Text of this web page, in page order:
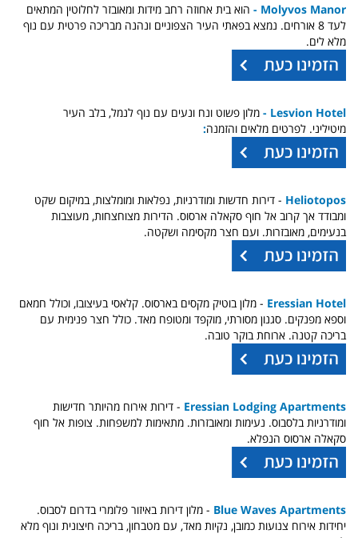
Molyvos Manor -
הוא בית אחוזה רחב מידות ומאובזר לחלוטין המתאים
לעד 8 אורחים. נמצא בפאתי העיר הצפוניים ונהנה מבריכה פרטית עם נוף
מלא לים.
Lesvion Hotel -
מלון פשוט ונח ונעים עם נוף לנמל, בלב העיר
מיטיליני. לפרטים מלאים והזמנה:
Heliotopos - דירות חדשות ומודרניות, נפלאות ומומלצות, במיקום שקט
ומבודד אך קרוב אל חוף סקאלה ארסוס. הדירות מצוחצחות, מעוצבות
בנעימים, מאובזרות. ועם חצר מקסימה ושקטה.
Eressian Hotel - מלון בוטיק מקסים בארסוס. קלאסי בעיצובו, וכולל חמאם
וספא מפנקים. סגנון מסורתי, מוקפד ומטופח מאד. כולל חצר פנימית עם
בריכה קטנה. ארוחת בוקר טובה.
Eressian Lodging Apartments - דירות אירוח מהיותר חדישות
ומודרניות בלסבוס. נעימות ומאובזרות. מתאימות למשפחות. צופות אל חוף
סקאלה ארסוס הנפלא.
Blue Waves Apartments - מלון דירות באיזור פלומרי בדרום לסבוס.
יחידות אירוח צנועות כמובן, נקיות מאד, עם מטבחון, בריכה חיצונית ונוף מלא